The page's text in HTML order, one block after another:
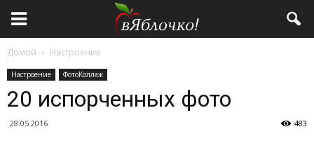
Домой Настроение
Настроение ФотоКоллаж
20 испорченных фото
28.05.2016 483